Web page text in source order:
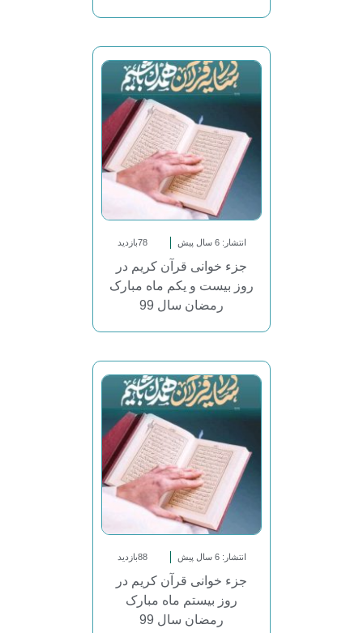
انتشار: 6 سال پیش 78بازدید
جزء خوانی قرآن کریم در
روز بیست و یکم ماه مبارک
رمضان سال 99
انتشار: 6 سال پیش 88بازدید
جزء خوانی قرآن کریم در
روز بیستم ماه مبارک
رمضان سال 99